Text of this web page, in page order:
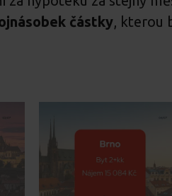
částky, kterou